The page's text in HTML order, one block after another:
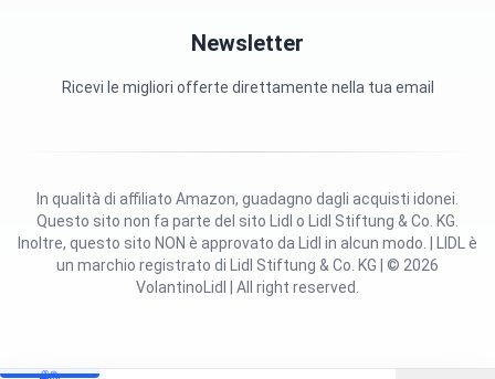
Newsletter
Ricevi le migliori offerte direttamente nella tua email
Questo sito non fa parte del sito Lidl o Lidl Stiftung & Co. KG.
Inoltre, questo sito NON è approvato da Lidl in alcun modo. | LIDL è
un marchio registrato di Lidl Stiftung & Co. KG | © 2026
VolantinoLidl | All right reserved.
In qualità di affiliato Amazon, guadagno dagli acquisti idonei.